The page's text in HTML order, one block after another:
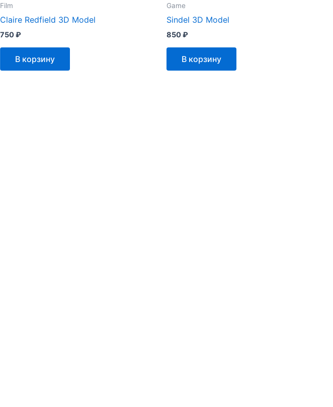
Film
Claire Redfield 3D Model
750₽
В корзину
Game
Sindel 3D Model
850₽
В корзину